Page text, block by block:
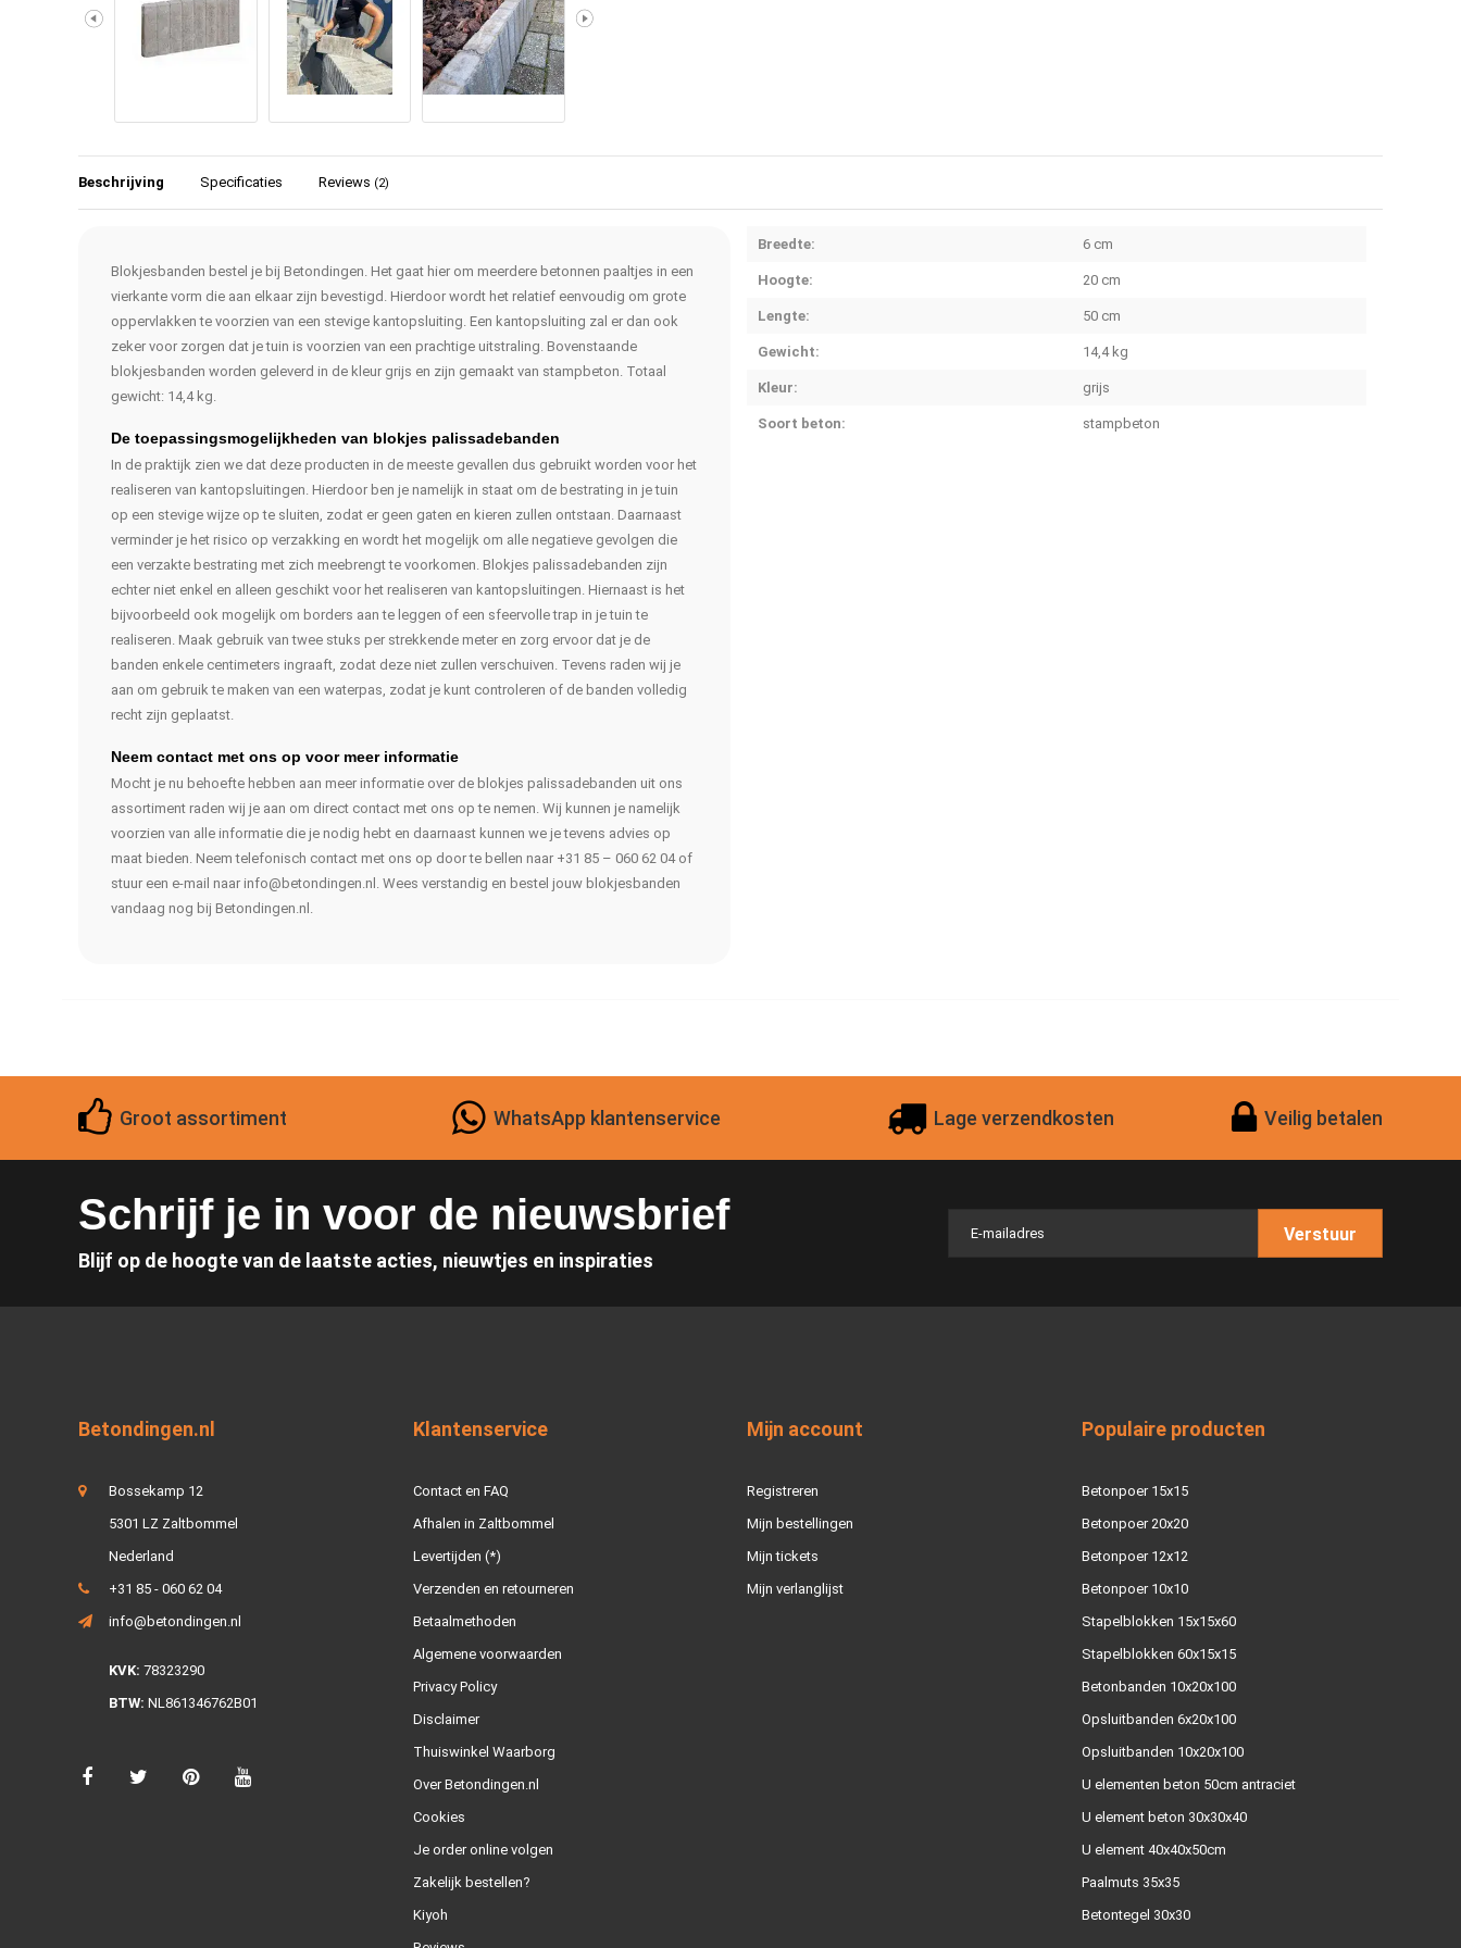
Beschrijving Specificaties Reviews (2)
Blokjesbanden bestel je bij Betondingen. Het gaat hier om meerdere betonnen paaltjes in een
vierkante vorm die aan elkaar zijn bevestigd. Hierdoor wordt het relatief eenvoudig om grote
oppervlakken te voorzien van een stevige kantopsluiting. Een kantopsluiting zal er dan ook
zeker voor zorgen dat je tuin is voorzien van een prachtige uitstraling. Bovenstaande
blokjesbanden worden geleverd in de kleur grijs en zijn gemaakt van stampbeton. Totaal
gewicht: 14,4 kg.
De toepassingsmogelijkheden van blokjes palissadebanden
In de praktijk zien we dat deze producten in de meeste gevallen dus gebruikt worden voor het
realiseren van kantopsluitingen. Hierdoor ben je namelijk in staat om de bestrating in je tuin
op een stevige wijze op te sluiten, zodat er geen gaten en kieren zullen ontstaan. Daarnaast
verminder je het risico op verzakking en wordt het mogelijk om alle negatieve gevolgen die
een verzakte bestrating met zich meebrengt te voorkomen. Blokjes palissadebanden zijn
echter niet enkel en alleen geschikt voor het realiseren van kantopsluitingen. Hiernaast is het
bijvoorbeeld ook mogelijk om borders aan te leggen of een sfeervolle trap in je tuin te
realiseren. Maak gebruik van twee stuks per strekkende meter en zorg ervoor dat je de
banden enkele centimeters ingraaft, zodat deze niet zullen verschuiven. Tevens raden wij je
aan om gebruik te maken van een waterpas, zodat je kunt controleren of de banden volledig
recht zijn geplaatst.
Neem contact met ons op voor meer informatie
Mocht je nu behoefte hebben aan meer informatie over de blokjes palissadebanden uit ons
assortiment raden wij je aan om direct contact met ons op te nemen. Wij kunnen je namelijk
voorzien van alle informatie die je nodig hebt en daarnaast kunnen we je tevens advies op
maat bieden. Neem telefonisch contact met ons op door te bellen naar +31 85 – 060 62 04 of
stuur een e-mail naar info@betondingen.nl . Wees verstandig en bestel jouw blokjesbanden
vandaag nog bij Betondingen.nl.
Breedte: 6 cm
Hoogte: 20 cm
Lengte: 50 cm
Gewicht: 14,4 kg
Kleur: grijs
Soort beton: stampbeton
Groot assortiment WhatsApp klantenservice Lage verzendkosten Veilig betalen
Schrijf je in voor de nieuwsbrief
Blijf op de hoogte van de laatste acties, nieuwtjes en inspiraties
Verstuur
Betondingen.nl
Bossekamp 12
5301 LZ Zaltbommel
Nederland
+31 85 - 060 62 04
info@betondingen.nl
KVK: 78323290
BTW: NL861346762B01
Klantenservice
Contact en FAQ
Afhalen in Zaltbommel
Levertijden (*)
Verzenden en retourneren
Betaalmethoden
Algemene voorwaarden
Privacy Policy
Disclaimer
Thuiswinkel Waarborg
Over Betondingen.nl
Cookies
Je order online volgen
Zakelijk bestellen?
Kiyoh
Mijn account
Registreren
Mijn bestellingen
Mijn tickets
Mijn verlanglijst
Populaire producten
Betonpoer 15x15
Betonpoer 20x20
Betonpoer 12x12
Betonpoer 10x10
Stapelblokken 15x15x60
Stapelblokken 60x15x15
Betonbanden 10x20x100
Opsluitbanden 6x20x100
Opsluitbanden 10x20x100
U elementen beton 50cm antraciet
U element beton 30x30x40
U element 40x40x50cm
Paalmuts 35x35
Betontegel 30x30